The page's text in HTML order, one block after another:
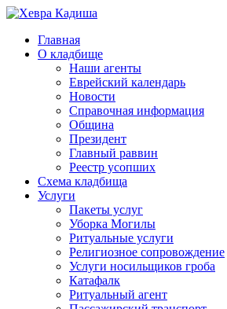
Главная
О кладбище
Наши агенты
Еврейский календарь
Новости
Справочная информация
Община
Президент
Главный раввин
Реестр усопших
Схема кладбища
Услуги
Пакеты услуг
Уборка Могилы
Ритуальные услуги
Религиозное сопровождение
Услуги носильщиков гроба
Катафалк
Ритуальный агент